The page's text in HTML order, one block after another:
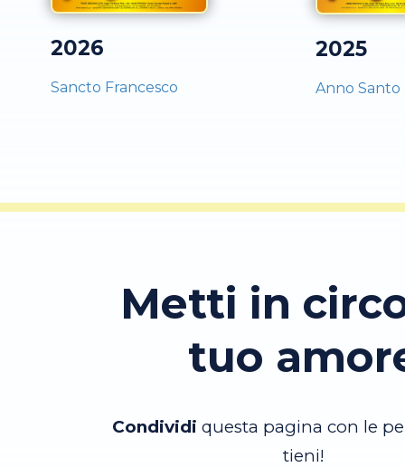
2026
Sancto Francesco
2025
Anno Santo
Metti in
tuo
Condividi questa pagina con le
tieni!